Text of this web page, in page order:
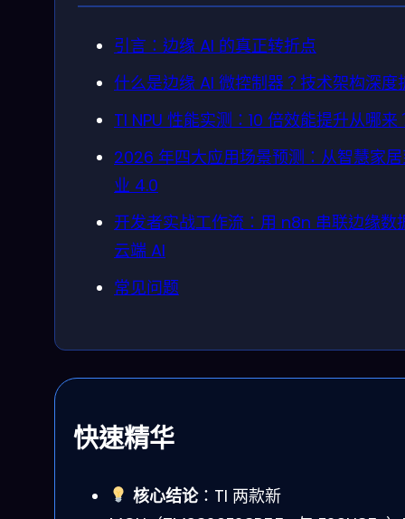
引言：边缘 AI 的真正转折点
什么是边缘 AI 微控制器？技术架构深度
TI NPU 性能实测：10 倍效能提升从哪来
2026 年四大应用场景预测：从智慧家
业 4.0
开发者实战工作流：用 n8n 串联边缘数
云端 AI
常见问题
快速精华
核心结论：TI 两款新